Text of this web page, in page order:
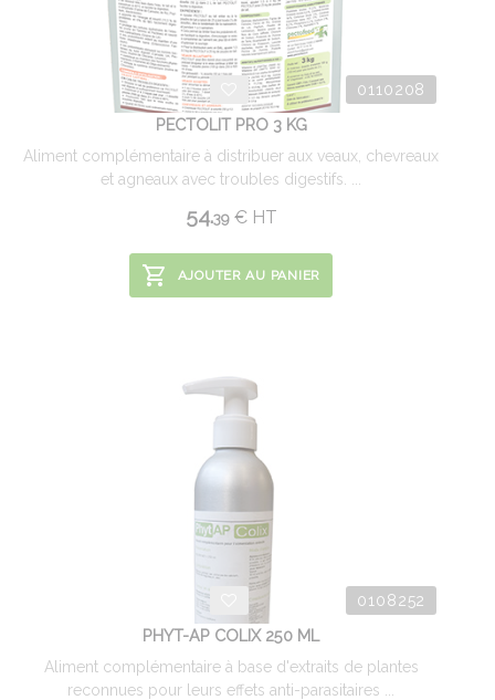
0110208
PECTOLIT PRO 3 KG
Aliment complémentaire à distribuer aux veaux, chevreaux
et agneaux avec troubles digestifs. ...
54.39 €HT
AJOUTER AU PANIER
0108252
PHYT-AP COLIX 250 ML
Aliment complémentaire à base d'extraits de plantes
reconnues pour leurs effets anti-parasitaires ...